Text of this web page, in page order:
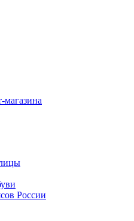
магазина
России